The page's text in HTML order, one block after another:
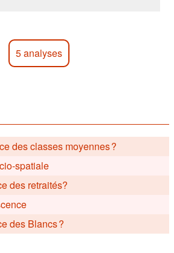
5 analyses
des classes moyennes ?
spatiale
des retraités?
des Blancs ?